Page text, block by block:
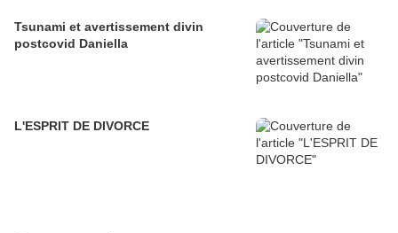
Tsunami et avertissement divin
postcovid Daniella
L'ESPRIT DE DIVORCE